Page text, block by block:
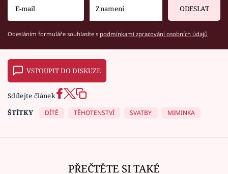
ODESLAT
Odesláním formuláře souhlasíte s podmínkami zpracování osobních údajů
VSTOUPIT DO DISKUZE
Sdílejte článek
ŠTÍTKY
DÍTĚ TĚHOTENSTVÍ SVATBY MIMINKA
PŘEČTĚTE SI TAKÉ